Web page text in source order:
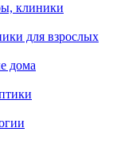
клиники
для взрослых
дома